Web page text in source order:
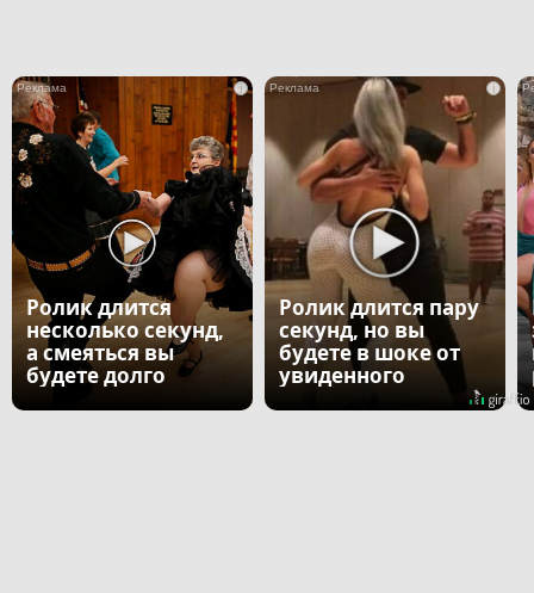
i
Ролик длится
несколько секунд,
а смеяться вы
будете долго
i
Ролик длится пару
секунд, но вы
будете в шоке от
увиденного